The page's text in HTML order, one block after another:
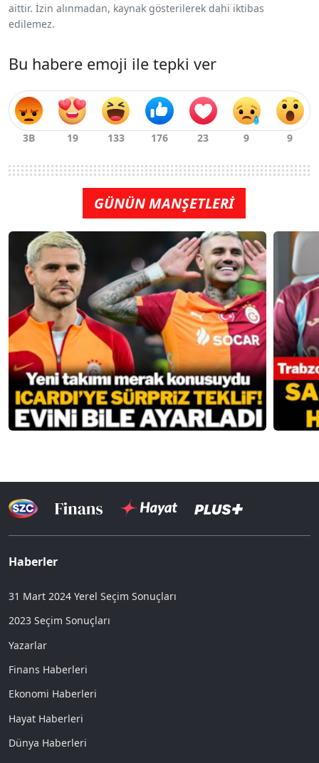
aittir. İzin alınmadan, kaynak gösterilerek dahi iktibas
edilemez.
Bu habere emoji ile tepki ver
GÜNÜN MANŞETLERİ
Haberler
31 Mart 2024 Yerel Seçim Sonuçları
2023 Seçim Sonuçları
Yazarlar
Finans Haberleri
Ekonomi Haberleri
Hayat Haberleri
Dünya Haberleri